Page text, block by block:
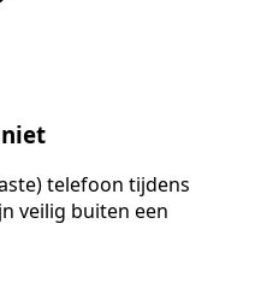
telefoon tijdens
veilig buiten een